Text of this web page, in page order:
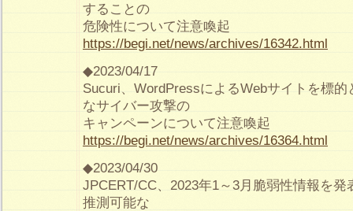
することの
危険性について注意喚起
https://begi.net/news/archives/16342.html
◆2023/04/17
Sucuri、WordPressによるWebサイトを標
なサイバー攻撃の
キャンペーンについて注意喚起
https://begi.net/news/archives/16364.html
◆2023/04/30
JPCERT/CC、2023年1～3月脆弱性情報を
推測可能な